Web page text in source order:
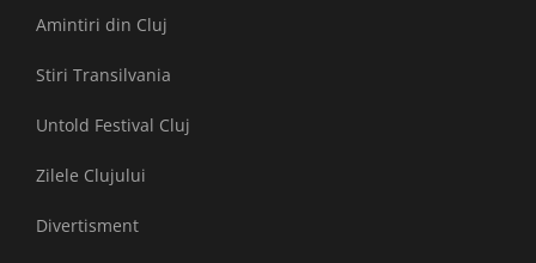
Amintiri din Cluj
Stiri Transilvania
Untold Festival Cluj
Zilele Clujului
Divertisment